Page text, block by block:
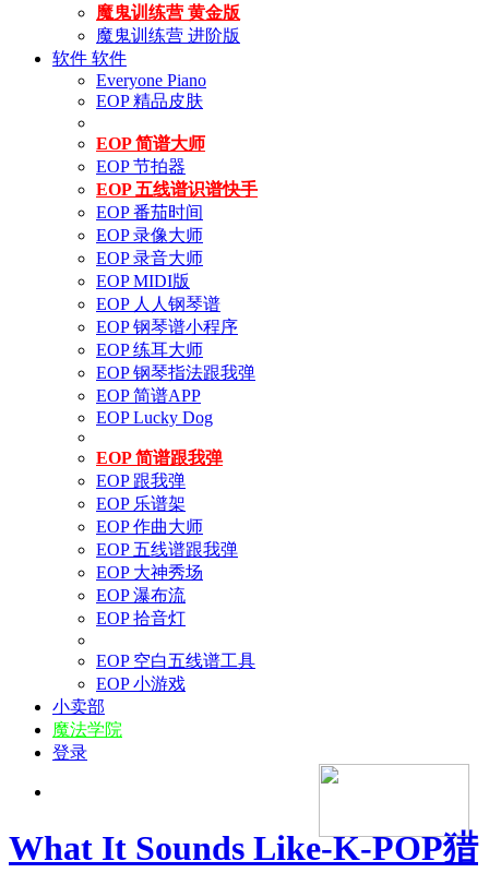
魔鬼训练营 黄金版
魔鬼训练营 进阶版
软件 软件
Everyone Piano
EOP 精品皮肤
EOP 简谱大师
EOP 节拍器
EOP 五线谱识谱快手
EOP 番茄时间
EOP 录像大师
EOP 录音大师
EOP MIDI版
EOP 人人钢琴谱
EOP 钢琴谱小程序
EOP 练耳大师
EOP 钢琴指法跟我弹
EOP 简谱APP
EOP Lucky Dog
EOP 简谱跟我弹
EOP 跟我弹
EOP 乐谱架
EOP 作曲大师
EOP 五线谱跟我弹
EOP 大神秀场
EOP 瀑布流
EOP 拾音灯
EOP 空白五线谱工具
EOP 小游戏
小卖部
魔法学院
登录
What It Sounds Like-K-POP猎